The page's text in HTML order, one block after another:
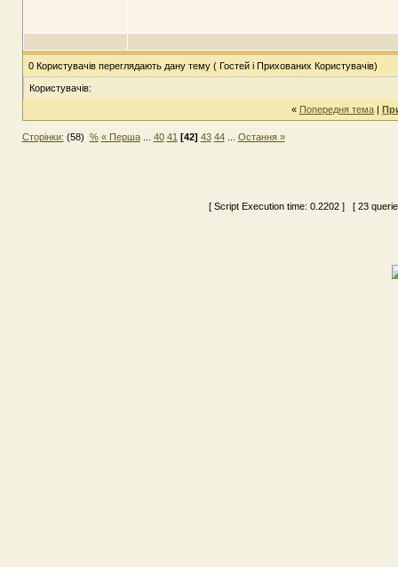
0 Користувачів переглядають дану тему ( Гостей і Прихованих Користувачів)
Користувачів:
« Попередня тема |
Сторінки: (58) % « Перша... 40 41 [42] 43 44... Остання »
[ Script Execution time: 0.2202 ] [ 23